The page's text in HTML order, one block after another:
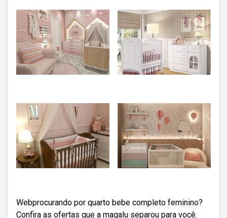
Webprocurando por quarto bebe completo feminino?
Confira as ofertas que a magalu separou para você.